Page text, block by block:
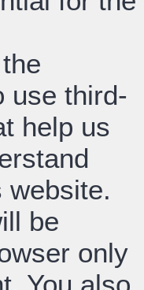
use third-
help us
website.
be
only